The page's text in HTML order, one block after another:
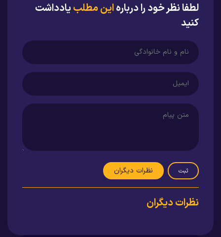
لطفا نظر خود را دربارهاین مطلبیادداشت
کنید
ثبت نظرات دیگران
نظرات دیگران